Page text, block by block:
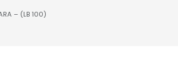
– (LB 100)